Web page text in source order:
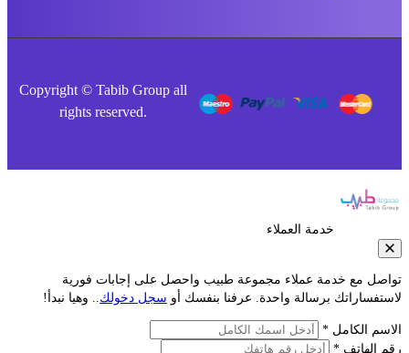
Copyright © Tabib Group all
rights reserved.
خدمة العملاء
مع خدمة عملاء مجموعة طبيب واحصل على إجابات فورية
برسالة واحدة. عرفنا بنفسك أوسجل دخولك.. وهيا نبدأ!
الكامل *
الهاتف *